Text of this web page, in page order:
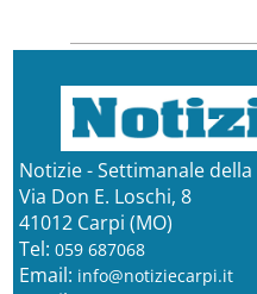
Notizie - Settimanale della
Via Don E. Loschi, 8
41012 Carpi (MO)
Tel: 059 687068
Email: info@notiziecarpi.it